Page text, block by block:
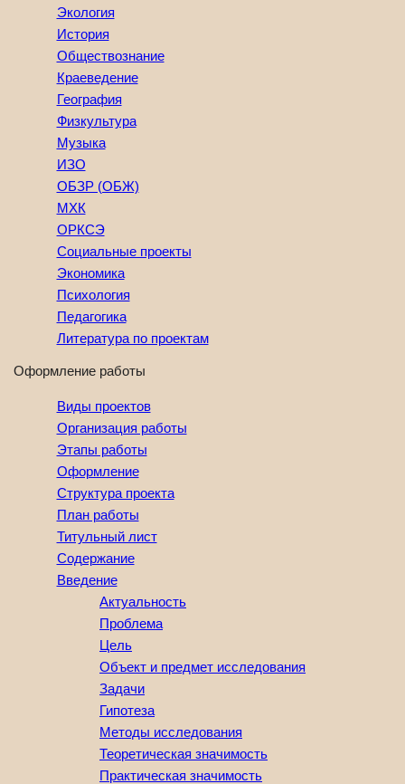
Экология
История
Обществознание
Краеведение
География
Физкультура
Музыка
ИЗО
ОБЗР (ОБЖ)
МХК
ОРКСЭ
Социальные проекты
Экономика
Психология
Педагогика
Литература по проектам
Оформление работы
Виды проектов
Организация работы
Этапы работы
Оформление
Структура проекта
План работы
Титульный лист
Содержание
Введение
Актуальность
Проблема
Цель
Объект и предмет исследования
Задачи
Гипотеза
Методы исследования
Теоретическая значимость
Практическая значимость